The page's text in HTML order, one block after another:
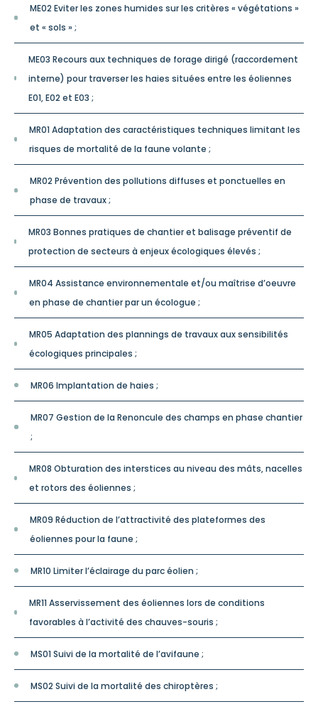
ME02 Eviter les zones humides sur les critères « végétations »
et « sols » ;
ME03 Recours aux techniques de forage dirigé (raccordement
interne) pour traverser les haies situées entre les éoliennes
E01, E02 et E03 ;
MR01 Adaptation des caractéristiques techniques limitant les
risques de mortalité de la faune volante ;
MR02 Prévention des pollutions diffuses et ponctuelles en
phase de travaux ;
MR03 Bonnes pratiques de chantier et balisage préventif de
protection de secteurs à enjeux écologiques élevés ;
MR04 Assistance environnementale et/ou maîtrise d’oeuvre
en phase de chantier par un écologue ;
MR05 Adaptation des plannings de travaux aux sensibilités
écologiques principales ;
MR06 Implantation de haies ;
MR07 Gestion de la Renoncule des champs en phase chantier
;
MR08 Obturation des interstices au niveau des mâts, nacelles
et rotors des éoliennes ;
MR09 Réduction de l’attractivité des plateformes des
éoliennes pour la faune ;
MR10 Limiter l’éclairage du parc éolien ;
MR11 Asservissement des éoliennes lors de conditions
favorables à l’activité des chauves-souris ;
MS01 Suivi de la mortalité de l’avifaune ;
MS02 Suivi de la mortalité des chiroptères ;